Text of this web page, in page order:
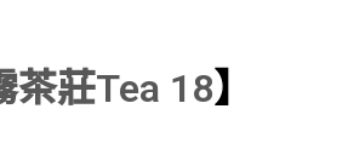
茶莊Tea 18】